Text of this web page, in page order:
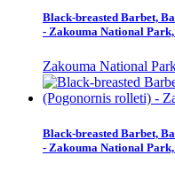
Black-breasted Barbet,
- Zakouma National
Zakouma National
Black-breasted Barbet,
- Zakouma National